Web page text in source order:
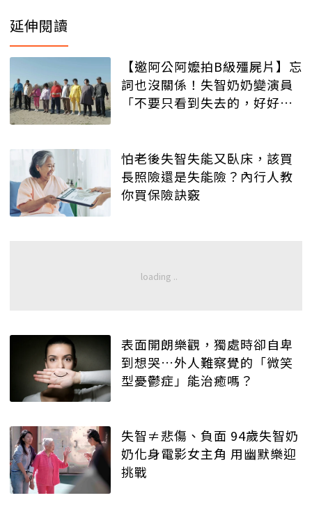
延伸閱讀
【邀阿公阿嬤拍B級殭屍片】忘
詞也沒關係！失智奶奶變演員
「不要只看到失去的，好好欣
怕老後失智失能又臥床，該買
長照險還是失能險？內行人教
你買保險訣竅
表面開朗樂觀，獨處時卻自卑
到想哭…外人難察覺的「微笑
型憂鬱症」能治癒嗎？
失智≠悲傷、負面 94歲失智奶
奶化身電影女主角 用幽默樂迎
挑戰